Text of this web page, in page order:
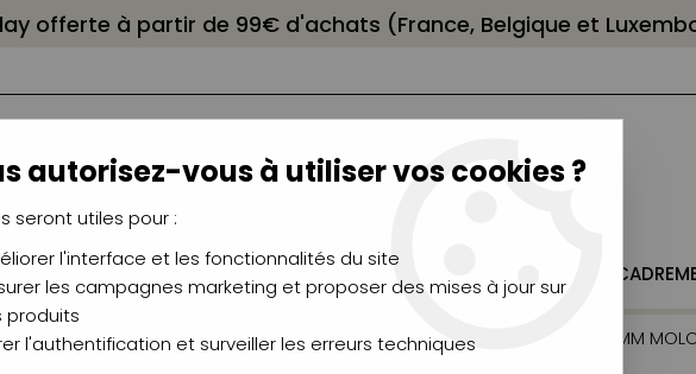
offerte à partir de 99€ d'achats (France, Belgique et
CHÂSSIS
CHEVALETS
AÉROGRAPHIE
MODÉLISME
MOULAGE
calibrées>Feutres Blackliner Molotow>FEUTRE CALIBRE BLACKLINER 0.4MM
autorisez-vous à utiliser vos cookies ?
seront utiles pour :
l'interface et les fonctionnalités du site
les campagnes marketing et proposer des mises à jour sur
produits
l'authentification et surveiller les erreurs techniques